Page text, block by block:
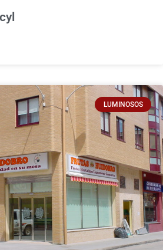
LUMINOSOS